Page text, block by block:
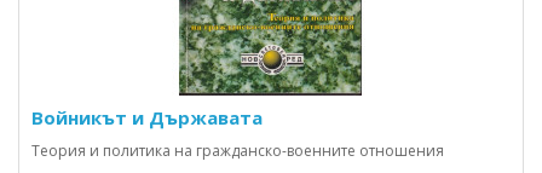
Войникът и Държавата
Теория и политика на гражданско-военните отношения